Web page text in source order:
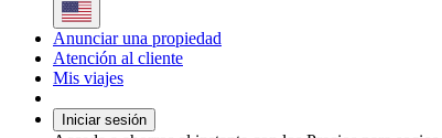
Anunciar una propiedad
Atención al cliente
Mis viajes
Iniciar sesión